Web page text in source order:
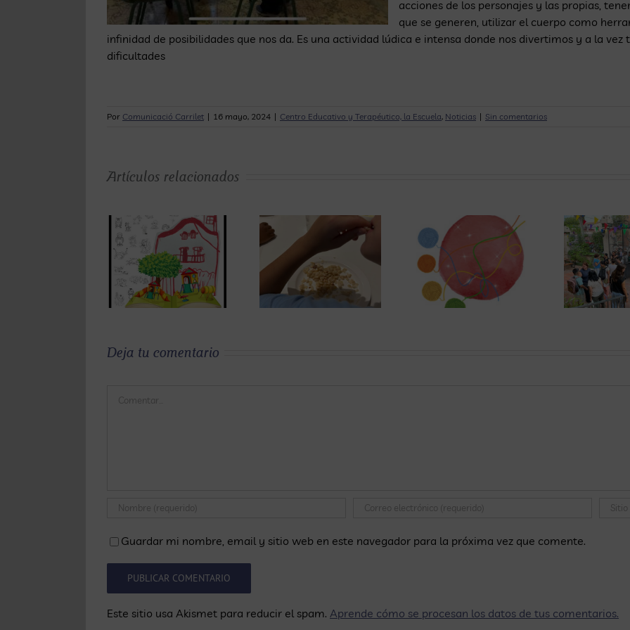
acciones de los personajes y las propias,
que se generen, utilizar el cuerpo como
infinidad de posibilidades que nos da. Es una actividad lúdica e intensa donde nos divertimos y a la
dificultades
Por Comunicació Carrilet | 16 mayo, 2024 | Centro Educativo y Terapéutico, la Escuela, Noticias | Sin comentarios
Artículos relacionados
La
alimentación
en los niños
con TEA
las personas
con TEA:
orientaciones
para
familias,
Los primeros
días:
adaptación y
vuelta a la
Deja tu comentario
Guardar mi nombre, email y sitio web en este navegador para la próxima vez que comente.
Este sitio usa Akismet para reducir el spam. Aprende cómo se procesan los datos de tus comentarios.